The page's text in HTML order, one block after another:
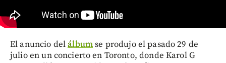
El anuncio delálbumse produjo el pasado 29 de
julio en un concierto en Toronto, donde Karol G